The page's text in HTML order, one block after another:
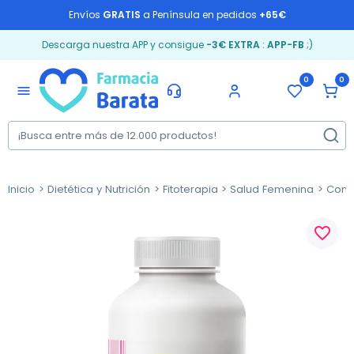
Envíos GRATIS a Península en pedidos +65€
Descarga nuestra APP y consigue -3€ EXTRA: APP-FB ;)
menu
0 0
Inicio Dietética y Nutrición Fitoterapia Salud Femenina
favorite_border